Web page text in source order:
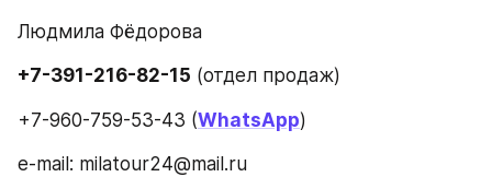
Людмила Фёдорова
+7-391-216-82-15 (отдел продаж)
+7-960-759-53-43 (WhatsApp)
e-mail: milatour24@mail.ru